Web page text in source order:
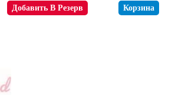
Добавить В Резерв Корзина